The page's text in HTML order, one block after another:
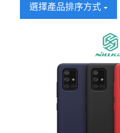
選擇產品排序方式